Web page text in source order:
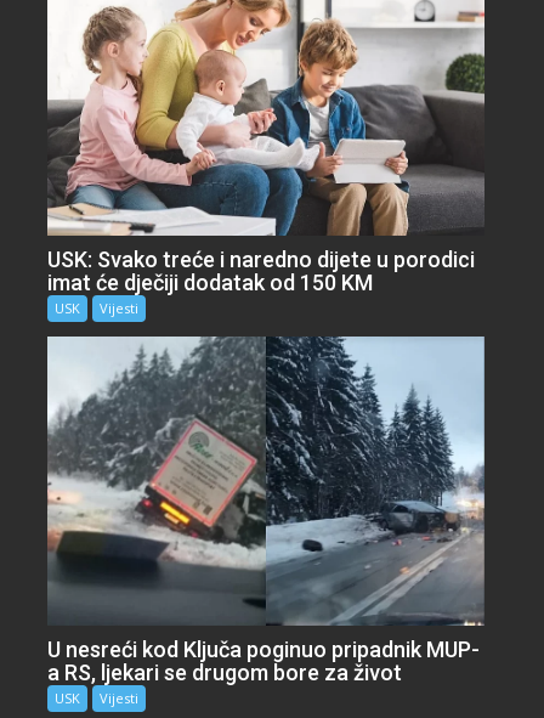
USK: Svako treće i naredno dijete u porodici
imat će dječiji dodatak od 150 KM
USK Vijesti
U nesreći kod Ključa poginuo pripadnik MUP-
a RS, ljekari se drugom bore za život
USK Vijesti